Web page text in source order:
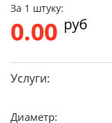
За 1 штуку:
0.00 pуб
Услуги:
Диаметр: